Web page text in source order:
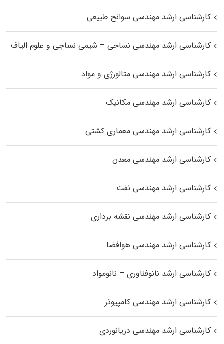
کارشناسی ارشد مهندسی سوانح طبیعی
کارشناسی ارشد مهندسی نساجی – شیمی نساجی و علوم الیاف
کارشناسی ارشد مهندسی متالورژی و مواد
کارشناسی ارشد مهندسی مکانیک
کارشناسی ارشد مهندسی معماری کشتی
کارشناسی ارشد مهندسی معدن
کارشناسی ارشد مهندسی نفت
کارشناسی ارشد مهندسی نقشه برداری
کارشناسی ارشد مهندسی هوافضا
کارشناسی ارشد نانوفناوری – نانومواد
کارشناسی ارشد مهندسی کامپیوتر
کارشناسی ارشد مهندسی دریانوردی